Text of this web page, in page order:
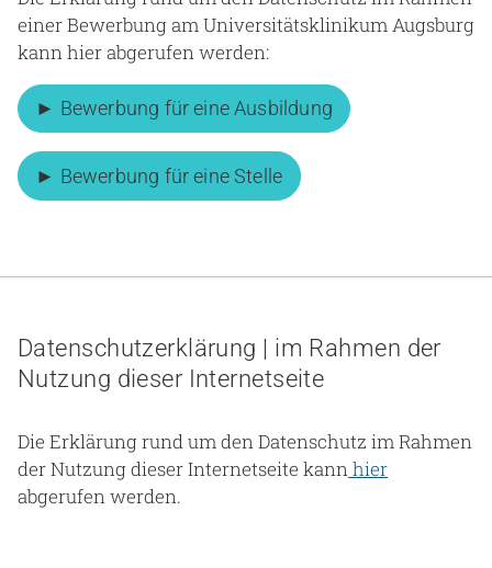
einer Bewerbung am Universitätsklinikum Augsburg
kann hier abgerufen werden:
► Bewerbung für eine Ausbildung
► Bewerbung für eine Stelle
Datenschutzerklärung | im Rahmen der
Nutzung dieser Internetseite
Die Erklärung rund um den Datenschutz im Rahmen
der Nutzung dieser Internetseite kannhier
abgerufen werden.